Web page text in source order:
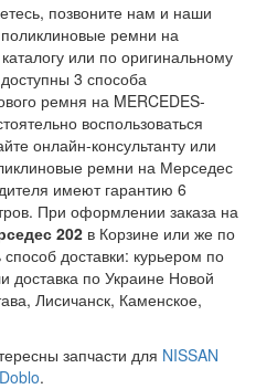
позвоните нам и наши
ремни на
или по оригинальному
3 способа
ремня на MERCEDES-
воспользоваться
онлайн-консультанту или
ремни на Мерседес
имеют гарантию 6
При оформлении заказа на
202 в Корзине или же по
доставки: курьером по
доставка по Украине Новой
Лисичанск, Каменское,
запчасти для NISSAN
.